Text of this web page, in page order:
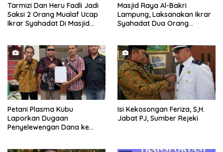
Tarmizi Dan Heru Fadli Jadi
Saksi 2 Orang Mualaf Ucap
Ikrar Syahadat Di Masjid
Masjid Raya Al-Bakri
Lampung, Laksanakan Ikrar
Syahadat Dua Orang
Petani Plasma Kubu
Laporkan Dugaan
Penyelewengan Dana ke
Isi Kekosongan Feriza, S,H.
Jabat PJ, Sumber Rejeki